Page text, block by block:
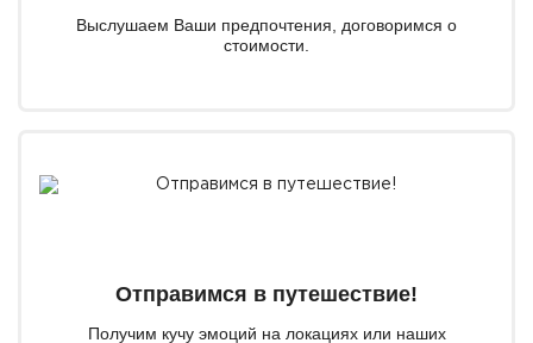
Выслушаем Ваши предпочтения, договоримся о
стоимости.
Отправимся в путешествие!
Получим кучу эмоций на локациях или наших